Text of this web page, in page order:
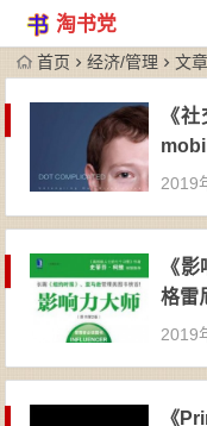
淘书党
首页 经济/管理 文章
《
mobi
2019
《
格雷
2019
《